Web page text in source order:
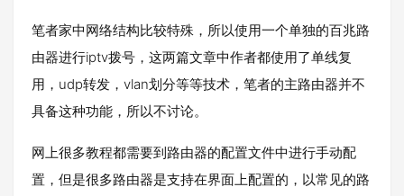
笔者家中网络结构比较特殊，所以使用一个单独的百兆路
由器进行iptv拨号，这两篇文章中作者都使用了单线复
用，udp转发，vlan划分等等技术，笔者的主路由器并不
具备这种功能，所以不讨论。
网上很多教程都需要到路由器的配置文件中进行手动配
置，但是很多路由器是支持在界面上配置的，以常见的路